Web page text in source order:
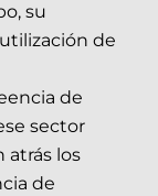
su
de
de
sector
atrás los
de